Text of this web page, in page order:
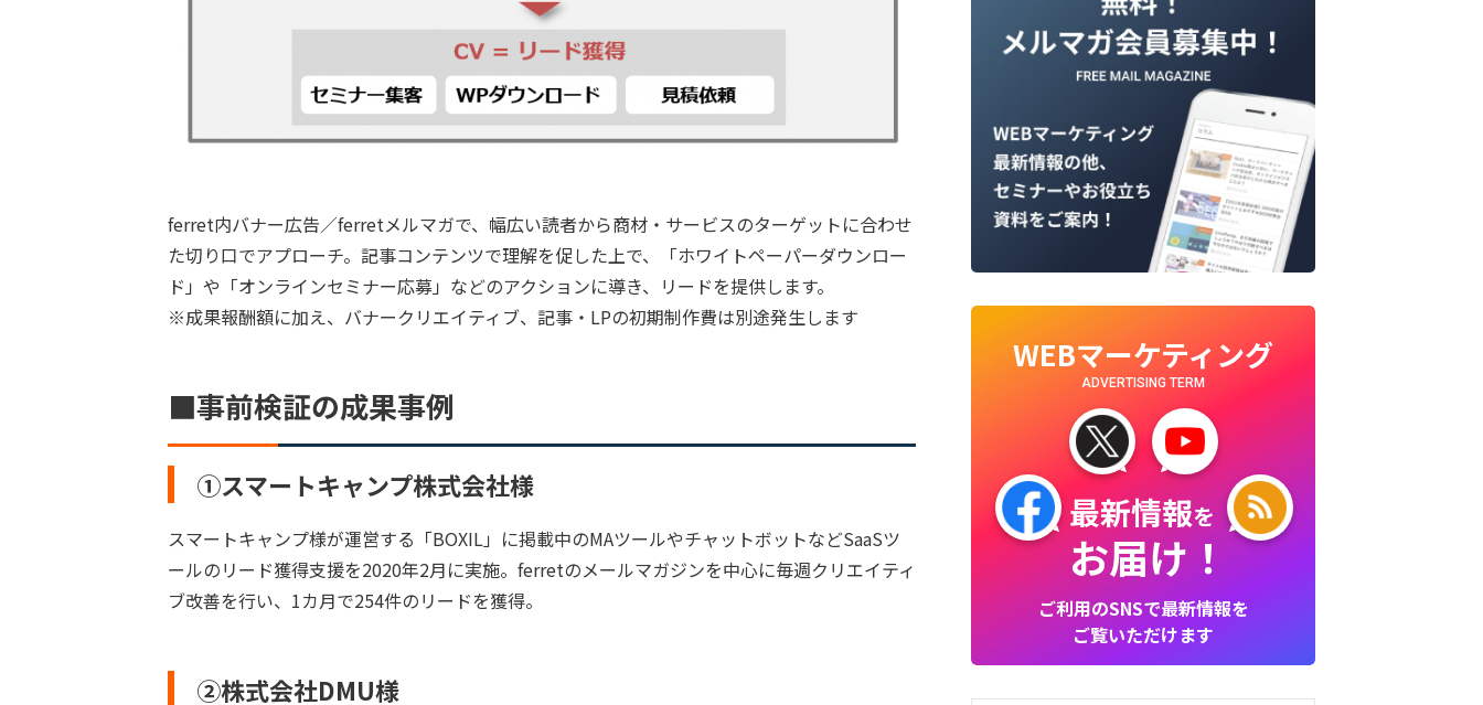
ferret内バナー広告／ferretメルマガで、幅広い読者から商材・サービスのターゲットに合わせ
た切り口でアプローチ。記事コンテンツで理解を促した上で、「ホワイトペーパーダウンロー
ド」や「オンラインセミナー応募」などのアクションに導き、リードを提供します。
※成果報酬額に加え、バナークリエイティブ、記事・LPの初期制作費は別途発生します
■事前検証の成果事例
①スマートキャンプ株式会社様
スマートキャンプ様が運営する「BOXIL」に掲載中のMAツールやチャットボットなどSaaSツ
ールのリード獲得支援を2020年2月に実施。ferretのメールマガジンを中心に毎週クリエイティ
ブ改善を行い、1カ月で254件のリードを獲得。
②株式会社DMU様
WEBマーケティング
ADVERTISING TERM
最新情報を
お届け！
ご利用のSNSで最新情報を
ご覧いただけます